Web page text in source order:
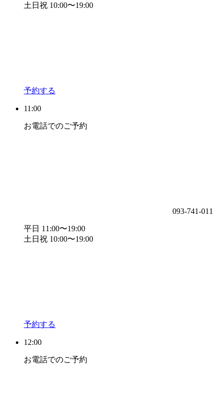
土日祝 10:00〜19:00
予約する
11:00
お電話でのご予約
093-741-011
平日 11:00〜19:00
土日祝 10:00〜19:00
予約する
12:00
お電話でのご予約